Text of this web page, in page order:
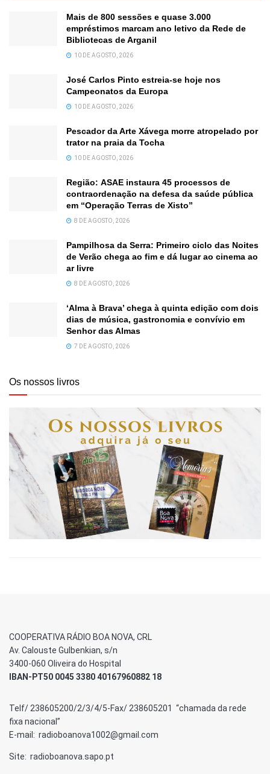
Mais de 800 sessões e quase 3.000
empréstimos marcam ano letivo da Rede de
Bibliotecas de Arganil
10 DE AGOSTO, 2026
José Carlos Pinto estreia-se hoje nos
Campeonatos da Europa
10 DE AGOSTO, 2026
Pescador da Arte Xávega morre atropelado por
trator na praia da Tocha
10 DE AGOSTO, 2026
Região: ASAE instaura 45 processos de
contraordenação na defesa da saúde pública
em “Operação Terras de Xisto”
8 DE AGOSTO, 2026
Pampilhosa da Serra: Primeiro ciclo das Noites
de Verão chega ao fim e dá lugar ao cinema ao
ar livre
8 DE AGOSTO, 2026
‘Alma à Brava’ chega à quinta edição com dois
dias de música, gastronomia e convívio em
Senhor das Almas
7 DE AGOSTO, 2026
Os nossos livros
COOPERATIVA RÁDIO BOA NOVA, CRL
Av. Calouste Gulbenkian, s/n
3400-060 Oliveira do Hospital
IBAN-PT50 0045 3380 40167960882 18
Telf/ 238605200/2/3/4/5-Fax/ 238605201 “chamada da rede
fixa nacional”
E-mail: radioboanova1002@gmail.com
Site: radioboanova.sapo.pt